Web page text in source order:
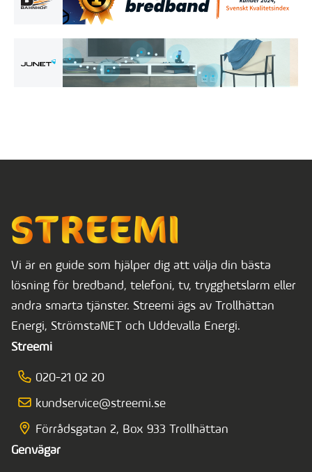
Vi är en guide som hjälper dig att välja din bästa
lösning för bredband, telefoni, tv, trygghetslarm eller
andra smarta tjänster. Streemi ägs av Trollhättan
Energi, StrömstaNET och Uddevalla Energi.
Streemi
020-21 02 20
kundservice@streemi.se
Förrådsgatan 2, Box 933 Trollhättan
Genvägar